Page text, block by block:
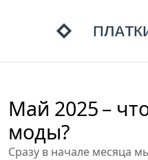
Май 2025 –
моды?
Сразу в начале месяца